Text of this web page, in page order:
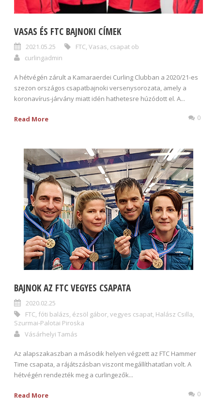
VASAS ÉS FTC BAJNOKI CÍMEK
2021.05.25 FTC, Vasas, csapat ob
curlingadmin
A hétvégén zárult a Kamaraerdei Curling Clubban a 2020/21-es
szezon országos csapatbajnoki versenysorozata, amely a
koronavírus-járvány miatt idén hathetesre húzódott el. A...
Read More 0
BAJNOK AZ FTC VEGYES CSAPATA
2020.02.25
FTC, fóti balázs, ézsöl gábor, vegyes csapat, Halász Csilla,
Szurmai-Palotai Piroska
Vásárhelyi Tamás
Az alapszakaszban a második helyen végzett az FTC Hammer
Time csapata, a rájátszásban viszont megállíthatatlan volt. A
hétvégén rendezték meg a curlingezők...
Read More 0